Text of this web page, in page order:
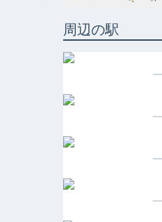
周辺の駅